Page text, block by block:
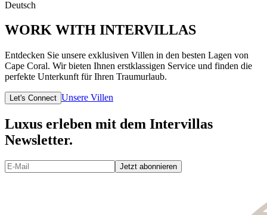
WORK WITH INTERVILLAS
Entdecken Sie unsere exklusiven Villen in den besten Lagen von
Cape Coral. Wir bieten Ihnen erstklassigen Service und finden die
perfekte Unterkunft für Ihren Traumurlaub.
Let's Connect Unsere Villen
Luxus erleben mit dem Intervillas
Newsletter.
Jetzt abonnieren